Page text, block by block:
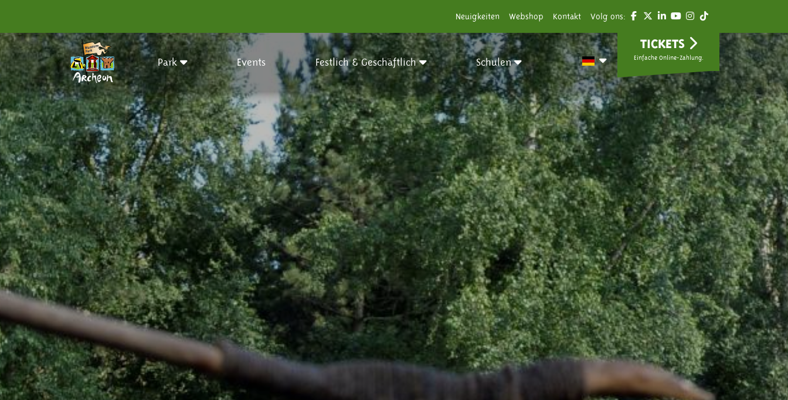
Neuigkeiten Webshop Kontakt Volg ons:
Park Events Festlich & Geschäftlich Schulen
TICKETS
Einfache Online-Zahlung.